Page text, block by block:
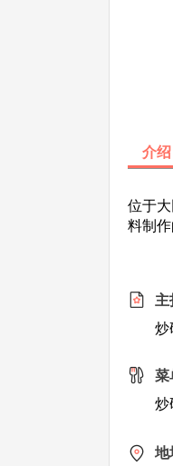
介绍
位于
料制
主
炒
菜
炒
地